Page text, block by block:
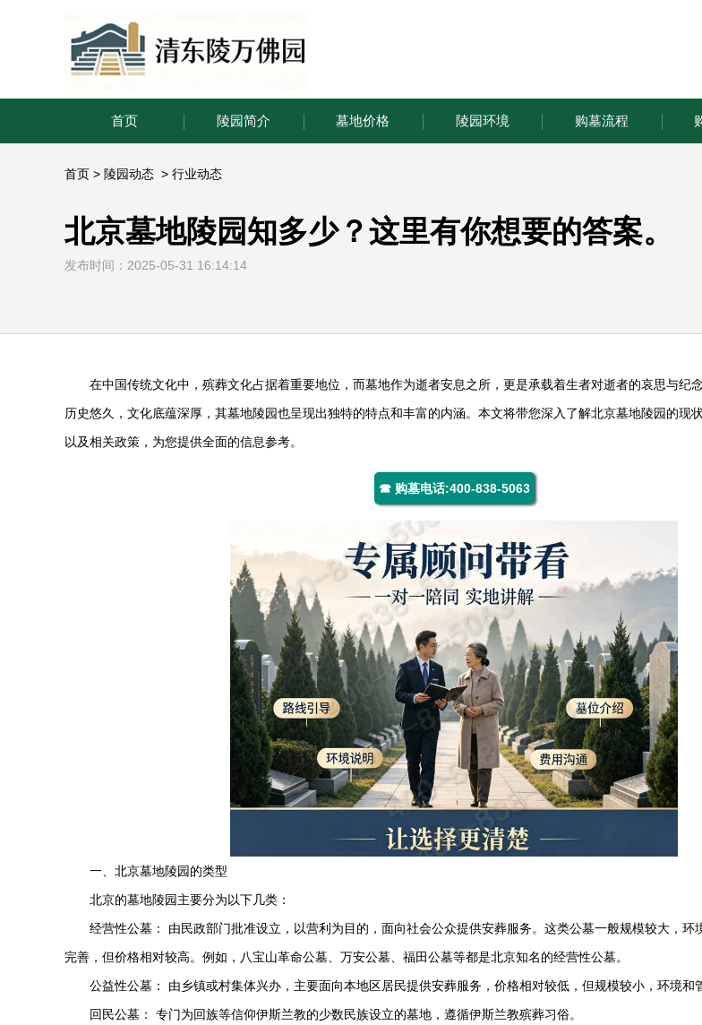
首页 陵园简介 墓地价格 陵园环境 购墓流程
首页 > 陵园动态 > 行业动态
北京墓地陵园知多少？这里有你想要的答案。
发布时间：2025-05-31 16:14:14
在中国传统文化中，殡葬文化占据着重要地位，而墓地作为逝者安息之所，更是承载着生者对逝者的哀思与纪
历史悠久，文化底蕴深厚，其墓地陵园也呈现出独特的特点和丰富的内涵。本文将带您深入了解北京墓地陵园的现
以及相关政策，为您提供全面的信息参考。
☎ 购墓电话:400-838-5063
一、北京墓地陵园的类型
北京的墓地陵园主要分为以下几类：
经营性公墓： 由民政部门批准设立，以营利为目的，面向社会公众提供安葬服务。这类公墓一般规模较大，环
完善，但价格相对较高。例如，八宝山革命公墓、 万安公墓 福田公墓等都是北京知名的经营性公墓。
公益性公墓： 由乡镇或村集体兴办，主要面向本地区居民提供安葬服务，价格相对较低，但规模较小，环境和
回民公墓： 专门为回族等信仰伊斯兰教的少数民族设立的墓地，遵循伊斯兰教殡葬习俗。